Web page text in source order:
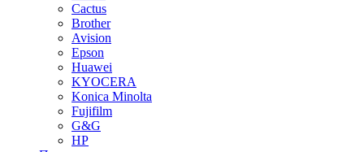
Cactus
Brother
Avision
Epson
Huawei
KYOCERA
Konica Minolta
Fujifilm
G&G
HP